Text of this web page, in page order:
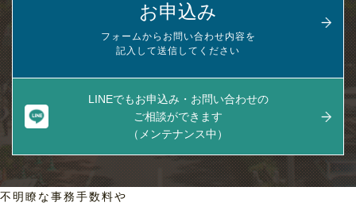
お申込み
フォームからお問い合わせ内容を
記入して送信してください
LINEでもお申込み・お問い合わせの
ご相談ができます
（メンテナンス中）
不明瞭な事務手数料や